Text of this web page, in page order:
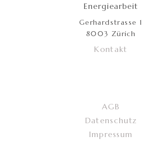
Energiearbeit
Gerhardstrasse 1
8003 Zürich
Kontakt
AGB
Datenschutz
Impressum